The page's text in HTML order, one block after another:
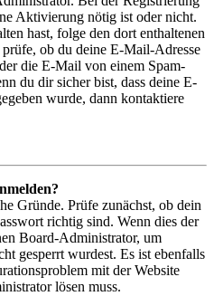
Aktivierung nötig ist oder nicht.
hast, folge den dort enthaltenen
ob du deine E-Mail-Adresse
die E-Mail von einem Spam-
du dir sicher bist, dass deine E-
wurde, dann kontaktiere
Gründe. Prüfe zunächst, ob dein
richtig sind. Wenn dies der
Board-Administrator, um
gesperrt wurdest. Es ist ebenfalls
mit der Website
lösen muss.